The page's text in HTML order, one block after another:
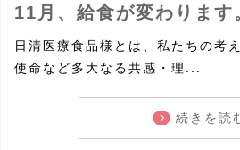
11月、給食が変わります
日清医療食品様とは、私たちの考
使命など多大なる共感・理...
続きを読